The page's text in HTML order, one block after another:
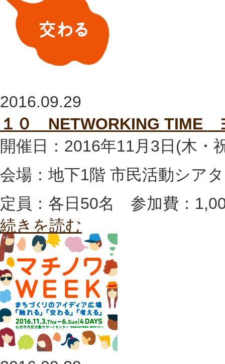
2016.09.29
１０ NETWORKING TIME
開催日：2016年11月3日(木・
会場：地下1階 市民活動シア
定員：各日50名 参加費：
続きを読む